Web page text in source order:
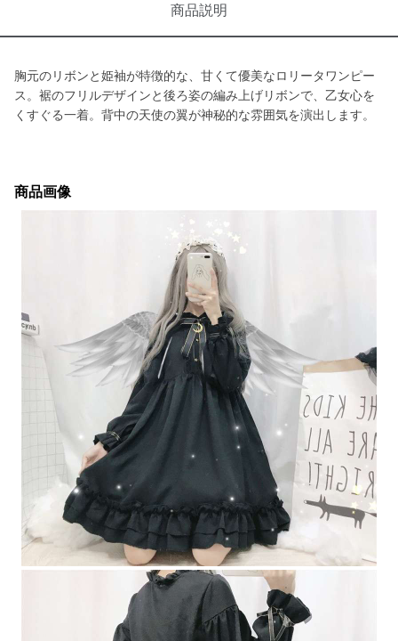
商品説明
胸元のリボンと姫袖が特徴的な、甘くて優美なロリータワンピー
ス。裾のフリルデザインと後ろ姿の編み上げリボンで、乙女心を
くすぐる一着。背中の天使の翼が神秘的な雰囲気を演出します。
商品画像